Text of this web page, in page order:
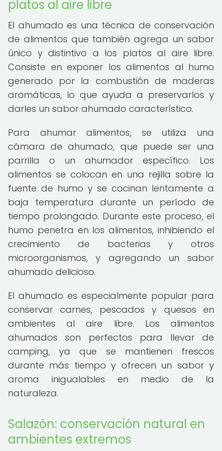
platos al aire libre
El ahumado es una técnica de conservación
de alimentos que también agrega un sabor
único y distintivo a los platos al aire libre.
Consiste en exponer los alimentos al humo
generado por la combustión de maderas
aromáticas, lo que ayuda a preservarlos y
darles un sabor ahumado característico.
Para ahumar alimentos, se utiliza una
cámara de ahumado, que puede ser una
parrilla o un ahumador específico. Los
alimentos se colocan en una rejilla sobre la
fuente de humo y se cocinan lentamente a
baja temperatura durante un período de
tiempo prolongado. Durante este proceso, el
humo penetra en los alimentos, inhibiendo el
crecimiento de bacterias y otros
microorganismos, y agregando un sabor
ahumado delicioso.
El ahumado es especialmente popular para
conservar carnes, pescados y quesos en
ambientes al aire libre. Los alimentos
ahumados son perfectos para llevar de
camping, ya que se mantienen frescos
durante más tiempo y ofrecen un sabor y
aroma inigualables en medio de la
naturaleza.
Salazón: conservación natural en
ambientes extremos